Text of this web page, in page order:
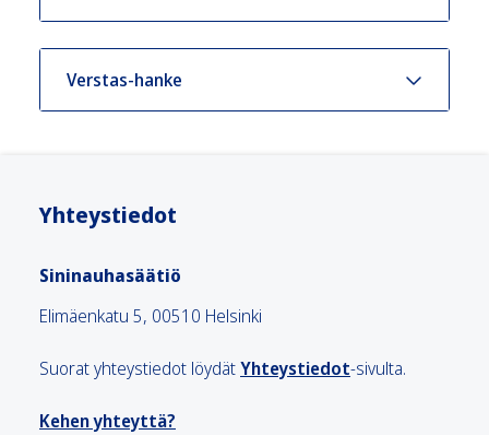
Verstas-hanke
Yhteystiedot
Sininauhasäätiö
Elimäenkatu 5, 00510 Helsinki
Suorat yhteystiedot löydätYhteystiedot-sivulta.
Kehen yhteyttä?